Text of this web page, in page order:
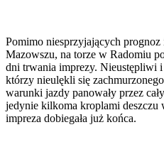
Pomimo niesprzyjających
Mazowszu, na torze w Radomiu
dni trwania imprezy. Nieustępliwi
którzy nieulękli się
warunki jazdy panowały przez
jedynie kilkoma kroplami deszczu
impreza dobiegała już końca.